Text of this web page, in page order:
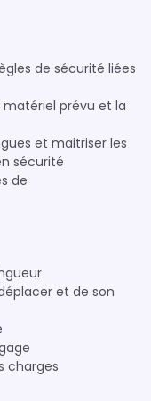
de sécurité liées
matériel prévu et la
et maitriser les
sécurité
de
et de son
charges